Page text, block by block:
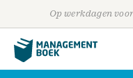
Op werkdagen